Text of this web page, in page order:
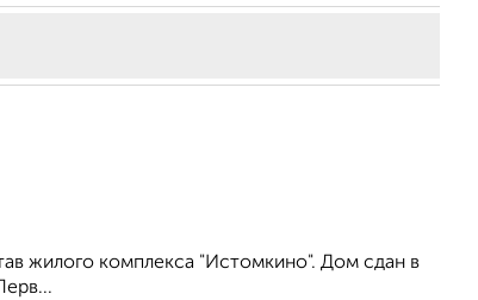
жилого комплекса "Истомкино". Дом сдан в